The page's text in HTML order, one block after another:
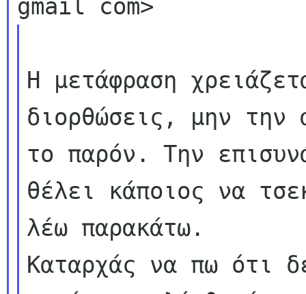
Η μετάφραση
διορθώσεις, μην την
το παρόν. Την
θέλει κάποιος να
λέω παρακάτω.
Καταρχάς να πω ότι